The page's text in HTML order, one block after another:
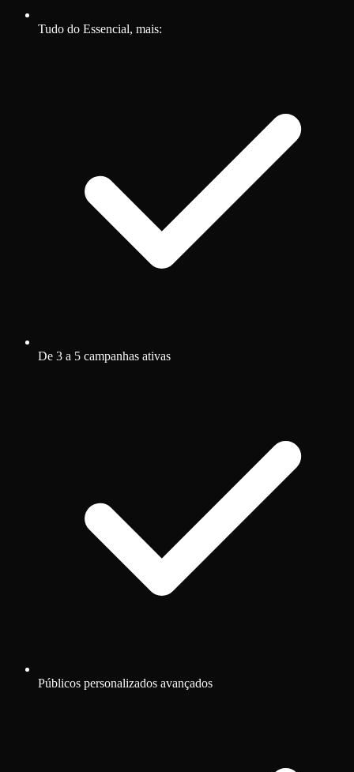
Tudo do Essencial, mais:
De 3 a 5 campanhas ativas
Públicos personalizados avançados